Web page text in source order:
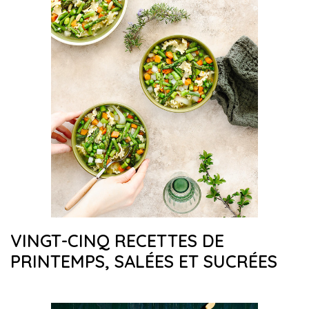
VINGT-CINQ RECETTES DE
PRINTEMPS, SALÉES ET SUCRÉES